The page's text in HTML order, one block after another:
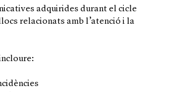
adquirides durant el cicle
relacionats amb l’atenció i la